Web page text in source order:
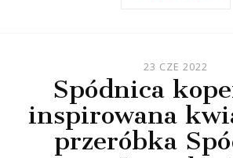
23 CZE 2022
Spódnica
inspirowana
przeróbka